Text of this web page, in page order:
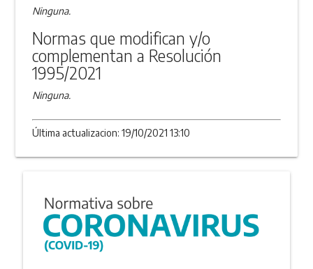
Ninguna.
Normas que modifican y/o
complementan a Resolución
1995/2021
Ninguna.
Última actualizacion: 19/10/2021 13:10